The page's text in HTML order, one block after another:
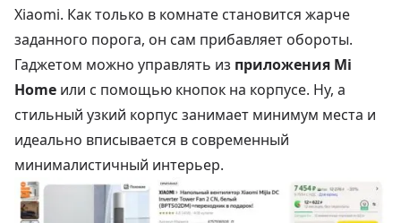
Xiaomi. Как только в комнате становится жарче
заданного порога, он сам прибавляет обороты.
Гаджетом можно управлять из приложения Mi
Home или с помощью кнопок на корпусе. Ну, а
стильный узкий корпус занимает минимум места и
идеально вписывается в современный
минималистичный интерьер.